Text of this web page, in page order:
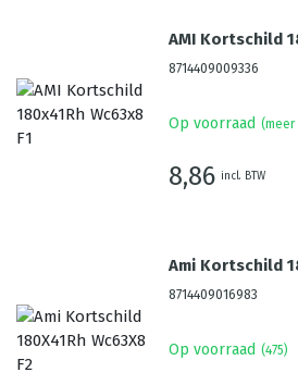
AMI Kortschild
8714409009336
Op voorraad (meer
8,86 incl. BTW
Ami Kortschild
8714409016983
Op voorraad (475)